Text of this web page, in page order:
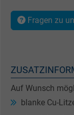
Fragen zu
Auf Wunsch
blanke Cu-